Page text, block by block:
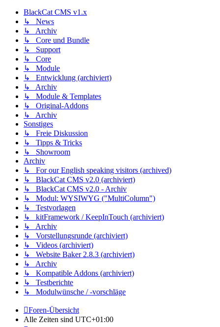
BlackCat CMS v1.x
↳ News
↳ Archiv
↳ Core und Bundle
↳ Support
↳ Core
↳ Module
↳ Entwicklung (archiviert)
↳ Archiv
↳ Module & Templates
↳ Original-Addons
↳ Archiv
Sonstiges
↳ Freie Diskussion
↳ Tipps & Tricks
↳ Showroom
Archiv
↳ For our English speaking visitors (archived)
↳ BlackCat CMS v2.0 (archiviert)
↳ BlackCat CMS v2.0 - Archiv
↳ Modul: WYSIWYG ("MultiColumn")
↳ Testvorlagen
↳ kitFramework / KeepInTouch (archiviert)
↳ Archiv
↳ Vorstellungsrunde (archiviert)
↳ Videos (archiviert)
↳ Website Baker 2.8.3 (archiviert)
↳ Archiv
↳ Kompatible Addons (archiviert)
↳ Testberichte
↳ Modulwünsche / -vorschläge
Foren-Übersicht
Alle Zeiten sind UTC+01:00